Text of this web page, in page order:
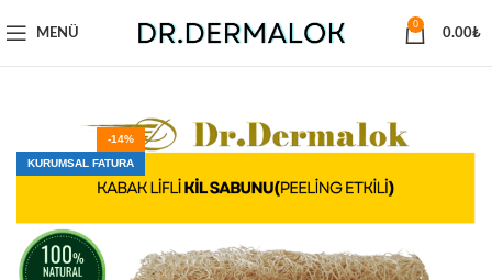
MENÜ
0
0.00₺
-14%
KURUMSAL FATURA